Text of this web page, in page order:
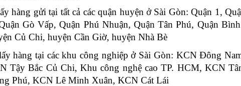
hàng gửi tại tất cả các quận huyện ở Sài Gòn: Quận 1,
Gò Vấp, Quận Phú Nhuận, Quận Tân Phú, Quận
Củ Chi, huyện Cần Giờ, huyện Nhà Bè
hàng tại các khu công nghiệp ở Sài Gòn: KCN Đông
Tậy Bắc Củ Chi, Khu công nghệ cao TP. HCM, KCN
Phú, KCN Lê Minh Xuân, KCN Cát Lái